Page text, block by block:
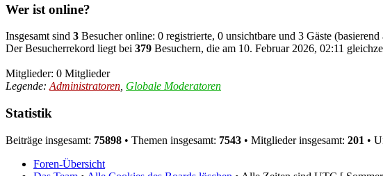
Wer ist online?
Insgesamt sind 3 Besucher online: 0 registrierte, 0 unsichtbare und 3 Gäste
Der Besucherrekord liegt bei 379 Besuchern, die am 10. Februar 2026, 02:11
Mitglieder: 0 Mitglieder
Legende: Administratoren Globale Moderatoren
Statistik
Beiträge insgesamt: 75898 • Themen insgesamt: 7543 • Mitglieder insgesamt: 201 •
Foren-Übersicht